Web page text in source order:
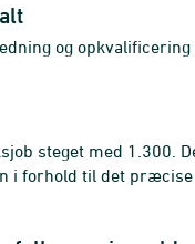
og
steget med 1.300.
forhold til det præcise